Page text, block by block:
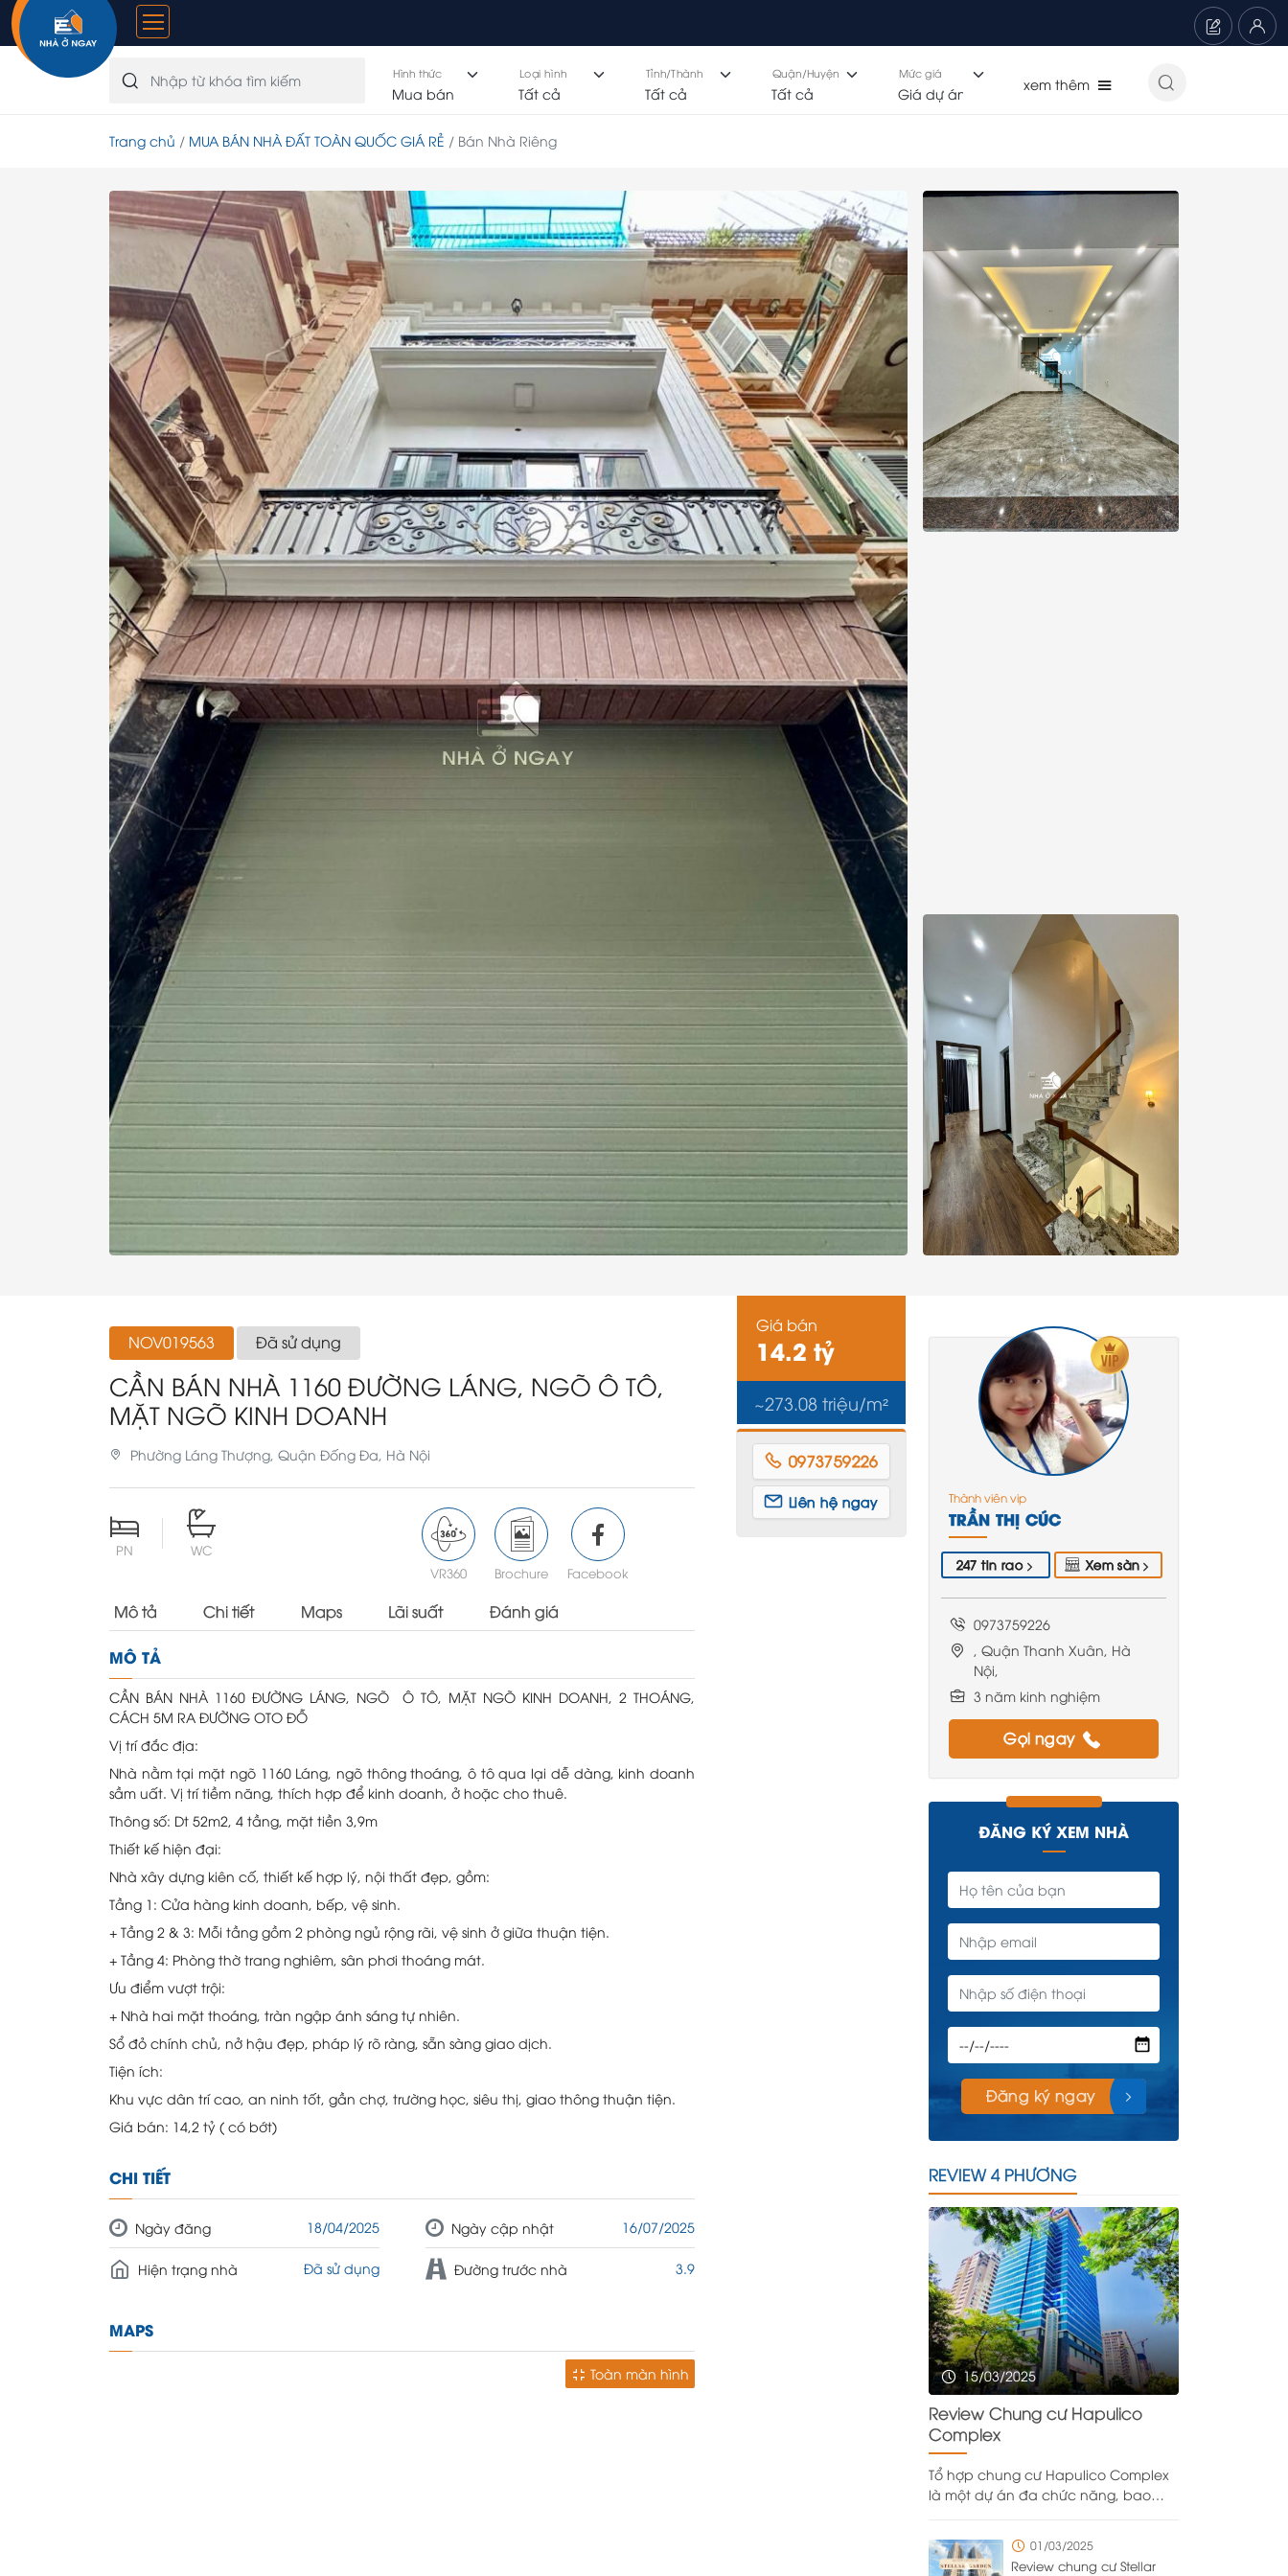
Hình thức Loại hình Tỉnh/Thành Quận/Huyện Mức giá
Trang chủ MUA BÁN NHÀ ĐẤT TOÀN QUỐC GIÁ RẺ Bán Nhà Riêng
NOV019563 Đã sử dụng
CẦN BÁN NHÀ 1160 ĐƯỜNG LÁNG, NGÕ Ô TÔ,
MẶT NGÕ KINH DOANH
Phường Láng Thượng, Quận Đống Đa, Hà Nội
PN
WC
VR360
Brochure Facebook
Mô tả Chi tiết Maps Lãi suất Đánh giá
MÔ TẢ
CẦN BÁN NHÀ 1160 ĐƯỜNG LÁNG, NGÕ Ô TÔ, MẶT NGÕ KINH DOANH, 2 THOÁNG,
CÁCH 5M RA ĐƯỜNG OTO ĐỖ
Vị trí đắc địa:
Nhà nằm tại mặt ngõ 1160 Láng, ngõ thông thoáng, ô tô qua lại dễ dàng, kinh doanh
sầm uất. Vị trí tiềm năng, thích hợp để kinh doanh, ở hoặc cho thuê.
Thông số: Dt 52m2, 4 tầng, mặt tiền 3,9m
Thiết kế hiện đại:
Nhà xây dựng kiên cố, thiết kế hợp lý, nội thất đẹp, gồm:
Tầng 1: Cửa hàng kinh doanh, bếp, vệ sinh.
+ Tầng 2 & 3: Mỗi tầng gồm 2 phòng ngủ rộng rãi, vệ sinh ở giữa thuận tiện.
+ Tầng 4: Phòng thờ trang nghiêm, sân phơi thoáng mát.
Ưu điểm vượt trội:
+ Nhà hai mặt thoáng, tràn ngập ánh sáng tự nhiên.
Sổ đỏ chính chủ, nở hậu đẹp, pháp lý rõ ràng, sẵn sàng giao dịch.
Tiện ích:
Khu vực dân trí cao, an ninh tốt, gần chợ, trường học, siêu thị, giao thông thuận tiện.
Giá bán: 14,2 tỷ ( có bớt)
CHI TIẾT
Ngày đăng 18/04/2025
Hiện trạng nhà Đã sử dụng
Ngày cập nhật 16/07/2025
Đường trước nhà 3.9
MAPS
Toàn màn hình
Giá bán
14.2 tỷ
~273.08 triệu/m²
0973759226
Liên hệ ngay Thành viên vip
TRẦN THỊ CÚC
247 tin rao Xem sàn
0973759226
, Quận Thanh Xuân, Hà
Nội,
3 năm kinh nghiệm
Gọi ngay
ĐĂNG KÝ XEM NHÀ
Đăng ký ngay
REVIEW 4 PHƯƠNG
15/03/2025
Review Chung cư Hapulico
Complex
Tổ hợp chung cư Hapulico Complex
là một dự án đa chức năng, bao
xây dựng trên khu đất rộng
01/03/2025
Review chung cư Stellar